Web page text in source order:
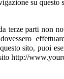
su questo
terze parti non
sito, puoi
http://